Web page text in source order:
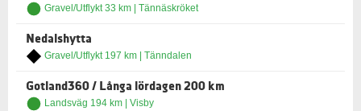
Gravel/Utflykt 33 km | Tännäskröket
Nedalshytta
Gravel/Utflykt 197 km | Tänndalen
Gotland360 / Långa lördagen 200 km
Landsväg 194 km | Visby